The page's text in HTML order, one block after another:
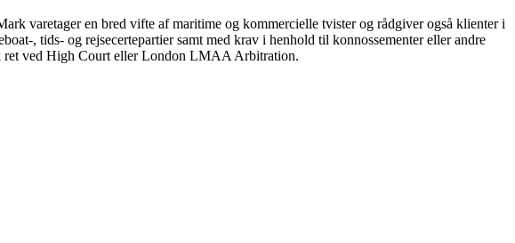
varetager en bred vifte af maritime og kommercielle tvister og rådgiver også klienter i
, tids- og rejsecertepartier samt med krav i henhold til konnossementer eller andre
ret ved High Court eller London LMAA Arbitration.